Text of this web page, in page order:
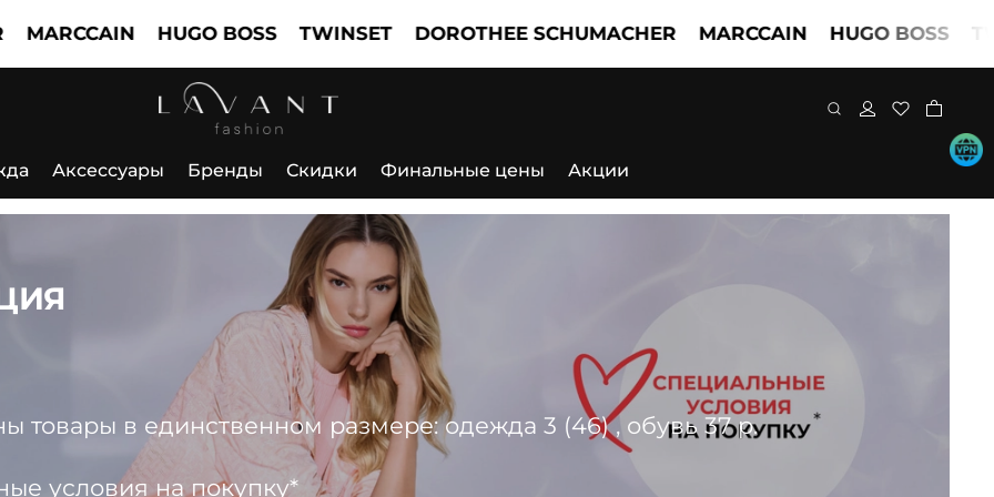
HUGO BOSS TWINSET DOROTHEE SCHUMACHER MARCCAIN HUGO BOSS TWINSET
Аксессуары Бренды Скидки Финальные цены Акции
товары в единственном размере: одежда 3 (46) , обувь 37 р.
условия на покупку*